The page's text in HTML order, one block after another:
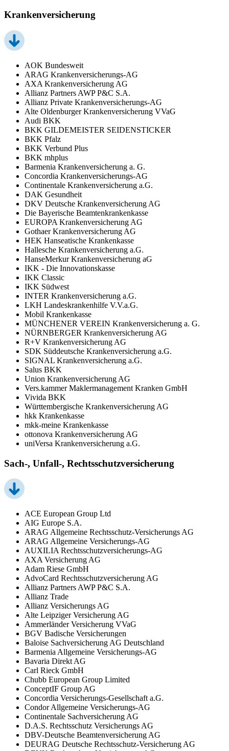
Krankenversicherung
AOK Bundesweit
ARAG Krankenversicherungs-AG
AXA Krankenversicherung AG
Allianz Partners AWP P&C S.A.
Allianz Private Krankenversicherungs-AG
Alte Oldenburger Krankenversicherung VVaG
Audi BKK
BKK GILDEMEISTER SEIDENSTICKER
BKK Pfalz
BKK Verbund Plus
BKK mhplus
Barmenia Krankenversicherung a. G.
Concordia Krankenversicherungs-AG
Continentale Krankenversicherung a.G.
DAK Gesundheit
DKV Deutsche Krankenversicherung AG
Die Bayerische Beamtenkrankenkasse
EUROPA Krankenversicherung AG
Gothaer Krankenversicherung AG
HEK Hanseatische Krankenkasse
Hallesche Krankenversicherung a.G.
HanseMerkur Krankenversicherung aG
IKK - Die Innovationskasse
IKK Classic
IKK Südwest
INTER Krankenversicherung a.G.
LKH Landeskrankenhilfe V.V.a.G.
Mobil Krankenkasse
MÜNCHENER VEREIN Krankenversicherung a. G.
NÜRNBERGER Krankenversicherung AG
R+V Krankenversicherung AG
SDK Süddeutsche Krankenversicherung a.G.
SIGNAL Krankenversicherung a.G.
Salus BKK
Union Krankenversicherung AG
Vers.kammer Maklermanagement Kranken GmbH
Vivida BKK
Württembergische Krankenversicherung AG
hkk Krankenkasse
mkk-meine Krankenkasse
ottonova Krankenversicherung AG
uniVersa Krankenversicherung a.G.
Sach-, Unfall-, Rechtsschutzversicherung
ACE European Group Ltd
AIG Europe S.A.
ARAG Allgemeine Rechtsschutz-Versicherungs AG
ARAG Allgemeine Versicherungs-AG
AUXILIA Rechtsschutzversicherungs-AG
AXA Versicherung AG
Adam Riese GmbH
AdvoCard Rechtsschutzversicherung AG
Allianz Partners AWP P&C S.A.
Allianz Trade
Allianz Versicherungs AG
Alte Leipziger Versicherung AG
Ammerländer Versicherung VVaG
BGV Badische Versicherungen
Baloise Sachversicherung AG Deutschland
Barmenia Allgemeine Versicherungs-AG
Bavaria Direkt AG
Carl Rieck GmbH
Chubb European Group Limited
ConceptIF Group AG
Concordia Versicherungs-Gesellschaft a.G.
Condor Allgemeine Versicherungs-AG
Continentale Sachversicherung AG
D.A.S. Rechtsschutz Versicherungs AG
DBV-Deutsche Beamtenversicherung AG
DEURAG Deutsche Rechtsschutz-Versicherung AG